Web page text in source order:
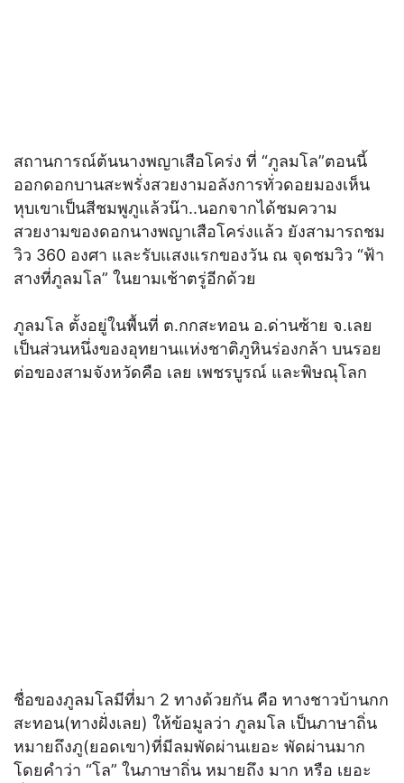
สถานการณ์ต้นนางพญาเสือโคร่ง ที่ “ภูลมโล”ตอนนี้
ออกดอกบานสะพรั่งสวยงามอลังการทั่วดอยมองเห็น
หุบเขาเป็นสีชมพูภูแล้วน๊า..นอกจากได้ชมความ
สวยงามของดอกนางพญาเสือโคร่งแล้ว ยังสามารถชม
วิว 360 องศา และรับแสงแรกของวัน ณ จุดชมวิว “ฟ้า
สางที่ภูลมโล” ในยามเช้าตรู่อีกด้วย
ภูลมโล ตั้งอยู่ในพื้นที่ ต.กกสะทอน อ.ด่านซ้าย จ.เลย
เป็นส่วนหนึ่งของอุทยานแห่งชาติภูหินร่องกล้า บนรอย
ต่อของสามจังหวัดคือ เลย เพชรบูรณ์ และพิษณุโลก
ชื่อของภูลมโลมีที่มา 2 ทางด้วยกัน คือ ทางชาวบ้านกก
สะทอน(ทางฝั่งเลย) ให้ข้อมูลว่า ภูลมโล เป็นภาษาถิ่น
หมายถึงภู(ยอดเขา)ที่มีลมพัดผ่านเยอะ พัดผ่านมาก
โดยคำว่า “โล” ในภาษาถิ่น หมายถึง มาก หรือ เยอะ